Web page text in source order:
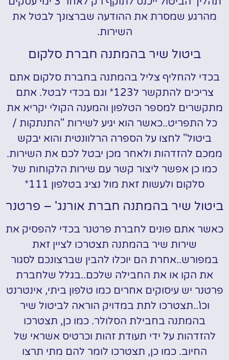
מהרגע שמסרת את ההודעה שברצונך לבטל את
השירות.
ביטול שיר בהמתנה חברת סלקום
בכדי להחליף צליל בהמתנה בחברת סלקום אתם
צריכים להתקשר ל123* וגם בכדי לבטל. אתם
מתקשרים למספר הטלפון והמענה הקולי יקריא את
כל התפריט..כאשר הוא יגיע לשירות "התנתקות /
ביטול" לחצו על הספרה הרלוונטית והוא יבקש
ממכם להזדהות ולאחר מכן יבטל לכם את השירות.
כמו כן אפשר ליצור קשר עם שירות הלקוחות של
סלקום ולעשות זאת מול נציג בטלפון 111*
ביטול שיר בהמתנה חברת אורנג' – פרטנר
כאשר אתם פונים לחברת פרטנר בכדי להפסיק את
שירות שיר בהמתנה תצטרכו לציין זאת
במפורש..אחרת הם יוכלו להבין שברצונכם לסגור
את הקו או את החבילה שלכם..בגלל שלחברת
פרטנר יש עיסוקים אחרים כמו טלפון ביתי, אינטרנט
וכו'..תצטרכו לתת במדויק הוראה לביטול שיר
בהמתנה בחבילת הסלולר. כמו כן, תצטרכו
להזדהות על ידי תעודת זהות וכרטיס אשראי של
החיוב. כמו כן, תצטרכו לומר להם מתי תרצו